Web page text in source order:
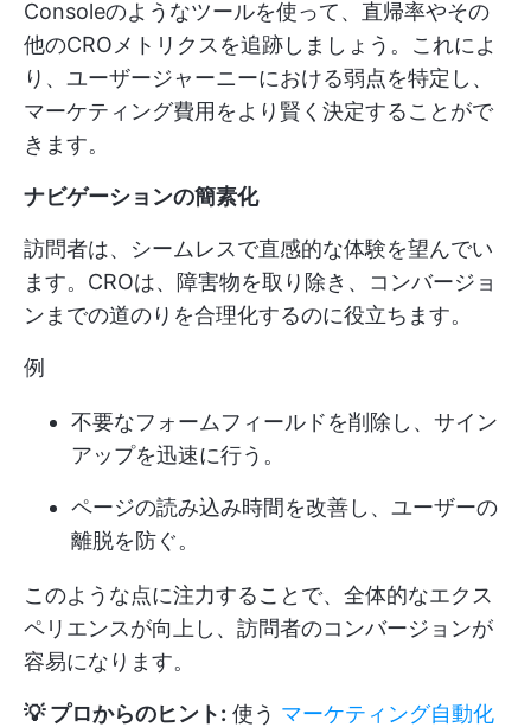
Consoleのようなツールを使って、直帰率やその
他のCROメトリクスを追跡しましょう。これによ
り、ユーザージャーニーにおける弱点を特定し、
マーケティング費用をより賢く決定することがで
きます。
ナビゲーションの簡素化
訪問者は、シームレスで直感的な体験を望んでい
ます。CROは、障害物を取り除き、コンバージョ
ンまでの道のりを合理化するのに役立ちます。
例
不要なフォームフィールドを削除し、サイン
アップを迅速に行う。
ページの読み込み時間を改善し、ユーザーの
離脱を防ぐ。
このような点に注力することで、全体的なエクス
ペリエンスが向上し、訪問者のコンバージョンが
容易になります。
💡 プロからのヒント: 使う マーケティング自動化